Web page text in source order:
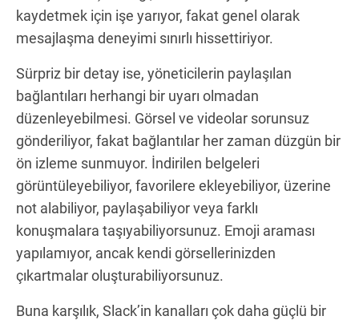
kaydetmek için işe yarıyor, fakat genel olarak
mesajlaşma deneyimi sınırlı hissettiriyor.
Sürpriz bir detay ise, yöneticilerin paylaşılan
bağlantıları herhangi bir uyarı olmadan
düzenleyebilmesi. Görsel ve videolar sorunsuz
gönderiliyor, fakat bağlantılar her zaman düzgün bir
ön izleme sunmuyor. İndirilen belgeleri
görüntüleyebiliyor, favorilere ekleyebiliyor, üzerine
not alabiliyor, paylaşabiliyor veya farklı
konuşmalara taşıyabiliyorsunuz. Emoji araması
yapılamıyor, ancak kendi görsellerinizden
çıkartmalar oluşturabiliyorsunuz.
Buna karşılık, Slack’in kanalları çok daha güçlü bir